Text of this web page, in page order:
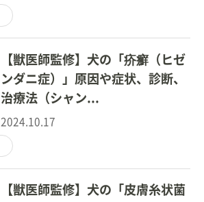
【獣医師監修】犬の「疥癬（ヒゼ
ンダニ症）」原因や症状、診断、
治療法（シャン...
2024.10.17
【獣医師監修】犬の「皮膚糸状菌